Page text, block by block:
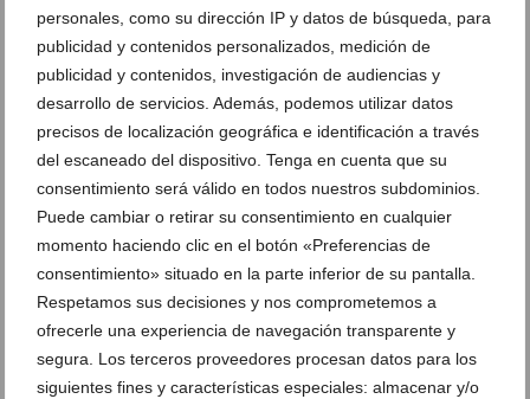
personales, como su dirección IP y datos de búsqueda, para
publicidad y contenidos personalizados, medición de
publicidad y contenidos, investigación de audiencias y
desarrollo de servicios. Además, podemos utilizar datos
precisos de localización geográfica e identificación a través
del escaneado del dispositivo. Tenga en cuenta que su
consentimiento será válido en todos nuestros subdominios.
Puede cambiar o retirar su consentimiento en cualquier
momento haciendo clic en el botón «Preferencias de
consentimiento» situado en la parte inferior de su pantalla.
Respetamos sus decisiones y nos comprometemos a
ofrecerle una experiencia de navegación transparente y
segura. Los terceros proveedores procesan datos para los
siguientes fines y características especiales: almacenar y/o
Los Moros y Cristianos de Dénia presentan el